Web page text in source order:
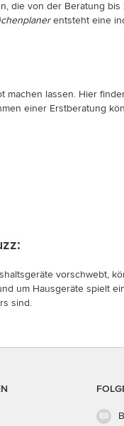
die von der Beratung bis
entsteht eine
lassen. Hier
einer Erstberatung
vorschwebt,
um Hausgeräte spielt
sind.